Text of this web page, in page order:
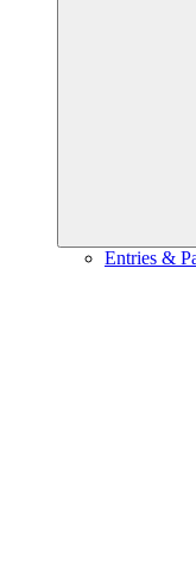
Entries &